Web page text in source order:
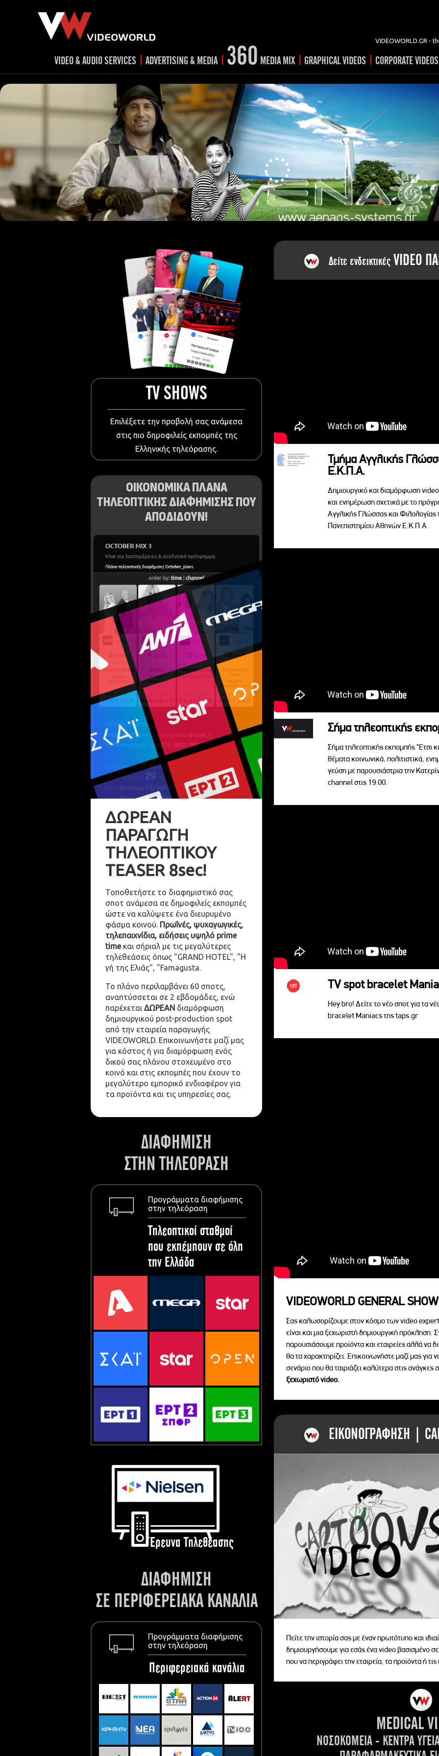
VIDEOWORLD.GR -
VIDEO & AUDIO SERVICES
TV spots
RADIO spots
Post production
Corporate videos
Trailer & Σήματα εκπομπών
Cultural videos
video applications for museums,
archeological sites & exhibitions
Product presentations
Documentary
Events & Conference
Dissemination material
Medical & Pharmaceutical
VIDEO Projections
Kids content
| ADVERTISING & MEDIA
RADIOadvertising
TVadvertising
Social Media video shorts
Creative Prints
Outdoor advertising
Media planning & mix
Visual material
European Media
| 360 MEDIA MIX | GRAPHICAL VIDEOS | CORPORATE VIDEOS
TV SHOWS
Επιλέξετε την προβολή σας ανάμεσα
στις πιο δημοφιλείς εκπομπές της
Ελληνικής τηλεόρασης.
ΟΙΚΟΝΟΜΙΚΑ ΠΛΑΝΑ
ΤΗΛΕΟΠΤΙΚΗΣ ΔΙΑΦΗΜΙΣΗΣ ΠΟΥ
ΑΠΟΔΙΔΟΥΝ!
ΔΩΡΕΑΝ
ΠΑΡΑΓΩΓΗ
ΤΗΛΕΟΠΤΙΚΟΥ
TEASER 8sec!
Τοποθετήστε το διαφημιστικό σας
σποτ ανάμεσα σε δημοφιλείς εκπομπές
ώστε να καλύψετε ένα διευρυμένο
φάσμα κοινού. Πρωΐνές, ψυχαγωγικές,
τηλεπαιχνίδια, ειδήσεις υψηλό prime
timeκαι σήριαλ με τις μεγαλύτερες
τηλεθεάσεις όπως "GRAND HOTEL", "Η
γή της Ελιάς", "Famagusta.
Το πλάνο περιλαμβάνει 60 σποτς,
αναπτύσσεται σε 2 εβδομάδες, ενώ
παρέχεται ΔΩΡΕΑΝ διαμόρφωση
δημιουργικού post-production spot
από την εταιρεία παραγωγής
VIDEOWORLD. Επικοινωνήστε μαζί μας
για κόστος ή για διαμόρφωση ενός
δικού σας πλάνου στοχευμένο στο
κοινό και στις εκπομπές που έχουν το
μεγαλύτερο εμπορικό ενδιαφέρον για
τα προϊόντα και τις υπηρεσίες σας.
ΔΙΑΦΗΜΙΣΗ
ΣΤΗΝ ΤΗΛΕΟΡΑΣΗ
Προγράμματα διαφήμισης
στην τηλεόραση
Τηλεοπτικοί σταθμοί
που εκπέμπουν σε όλη
την Ελλάδα
Έρευνα Τηλεθέασης
ΔΙΑΦΗΜΙΣΗ
ΣΕ ΠΕΡΙΦΕΡΕΙΑΚΑ ΚΑΝΑΛΙΑ
Προγράμματα διαφήμισης
στην τηλεόραση
Περιφερειακά κανάλια
Δείτε ενδεικτικές VIDEO
Τμήμα Αγγλικής
Ε.Κ.Π.Α.
Δημιουργικό και διαμόρφωση
και ενημέρωση σχετικά με το
Αγγλικής Γλώσσας και Φιλολογίας
Πανεπιστημίου Αθηνών Ε.Κ.Π.Α.
Σήμα τηλεοπτικής
Σήμα τηλεοπτικής εκπομπής "Ετσι
θέματα κοινωνικά, πολιτιστικά,
γεύση με παρουσιάστρια την
channel στις 19:00.
TV spot bracelet
Hey bro! Δείτε το νέο σποτ για τα
bracelet Maniacs της taps.gr
VIDEOWORLD GENERAL
Σας καλωσορίζουμε στον κόσμο των video
είναι και μια ξεχωριστή δημιουργική πρόκληση.
παρουσιάσουμε προϊόντα και εταιρείες αλλά να
θα τα χαρακτηρίζει. Επικοινωνήστε μαζί μας για
σενάριο που θα ταιριάζει καλύτερα στις ανάγκες
ξεχωριστό videο.
ΕΙΚΟΝΟΓΡΑΦΗΣΗ |
Πείτε την ιστορία σας με έναν πρωτότυπο και
δημιουργήσουμε για εσάς ένα video βασισμένο
που να περιγράφει την εταιρεία, τα προϊόντα ή
MEDICAL
ΝΟΣΟΚΟΜΕΙΑ - ΚΕΝΤΡΑ